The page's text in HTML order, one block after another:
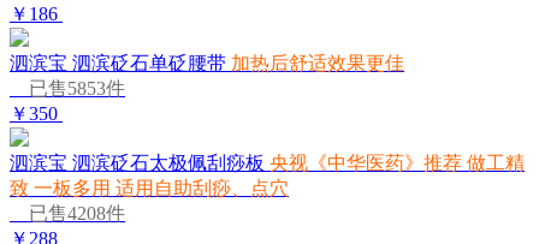
￥186
泗滨宝 泗滨砭石单砭腰带 加热后舒适效果更佳
已售5853件
￥350
泗滨宝 泗滨砭石太极佩刮痧板 央视《中华医药》推荐 做工精
致 一板多用 适用自助刮痧、点穴
已售4208件
￥288